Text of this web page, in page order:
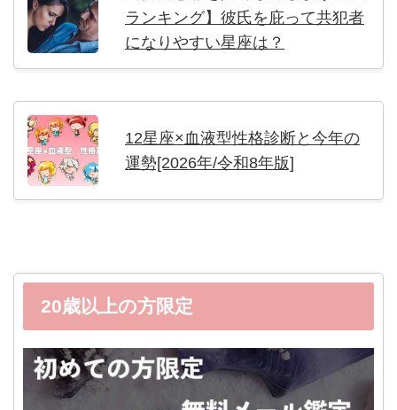
ランキング】彼氏を庇って共犯者
になりやすい星座は？
12星座×血液型性格診断と今年の
運勢[2026年/令和8年版]
20歳以上の方限定